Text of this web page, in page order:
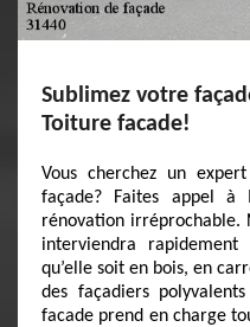
Sublimez votre
Toiture facade!
Vous cherchez un
façade? Faites appel à
rénovation irréprochable.
interviendra
qu’elle soit en bois, en
des façadiers
facade prend en charge